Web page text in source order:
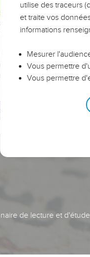
pour leurs réussites,
et les saisons difficiles
entrepreneurs, et
et les clés pour
Que vous guidiez un
vous.
de lecture et
utilise des traceurs
et traite vos
informations
Mesurer
Vous permettre
Vous permettre